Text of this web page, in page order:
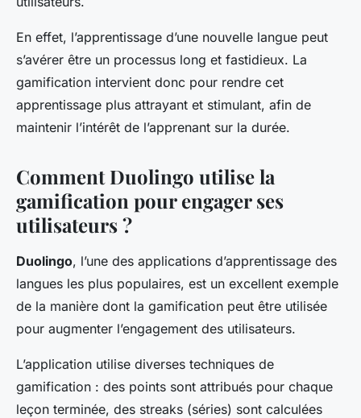
En effet, l’apprentissage d’une nouvelle langue peut
s’avérer être un processus long et fastidieux. La
gamification intervient donc pour rendre cet
apprentissage plus attrayant et stimulant, afin de
maintenir l’intérêt de l’apprenant sur la durée.
Comment Duolingo utilise la
gamification pour engager ses
utilisateurs ?
Duolingo, l’une des applications d’apprentissage des
langues les plus populaires, est un excellent exemple
de la manière dont la gamification peut être utilisée
pour augmenter l’engagement des utilisateurs.
L’application utilise diverses techniques de
gamification : des points sont attribués pour chaque
leçon terminée, des streaks (séries) sont calculées